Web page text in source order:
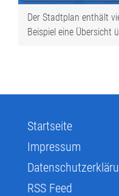
Der Stadtplan enthält
Beispiel eine Übersicht
Startseite
Impressum
RSS Feed